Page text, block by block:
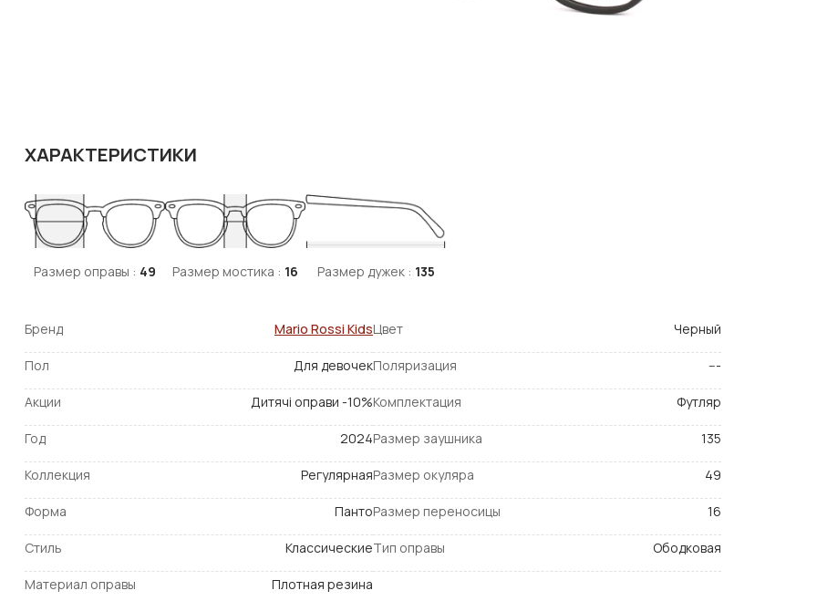
ХАРАКТЕРИСТИКИ
Размер оправы : 49 Размер мостика : 16 Размер дужек : 135
Бренд Mario Rossi Kids
Пол Для девочек
Акции Дитячі оправи -10%
Год 2024
Коллекция Регулярная
Форма Панто
Стиль Классические
Материал оправы Плотная резина
Цвет Черный
Поляризация ---
Комплектация Футляр
Размер заушника 135
Размер окуляра 49
Размер переносицы 16
Тип оправы Ободковая